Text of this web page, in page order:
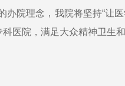
院理念，我院将坚持“让医
医院，满足大众精神卫生